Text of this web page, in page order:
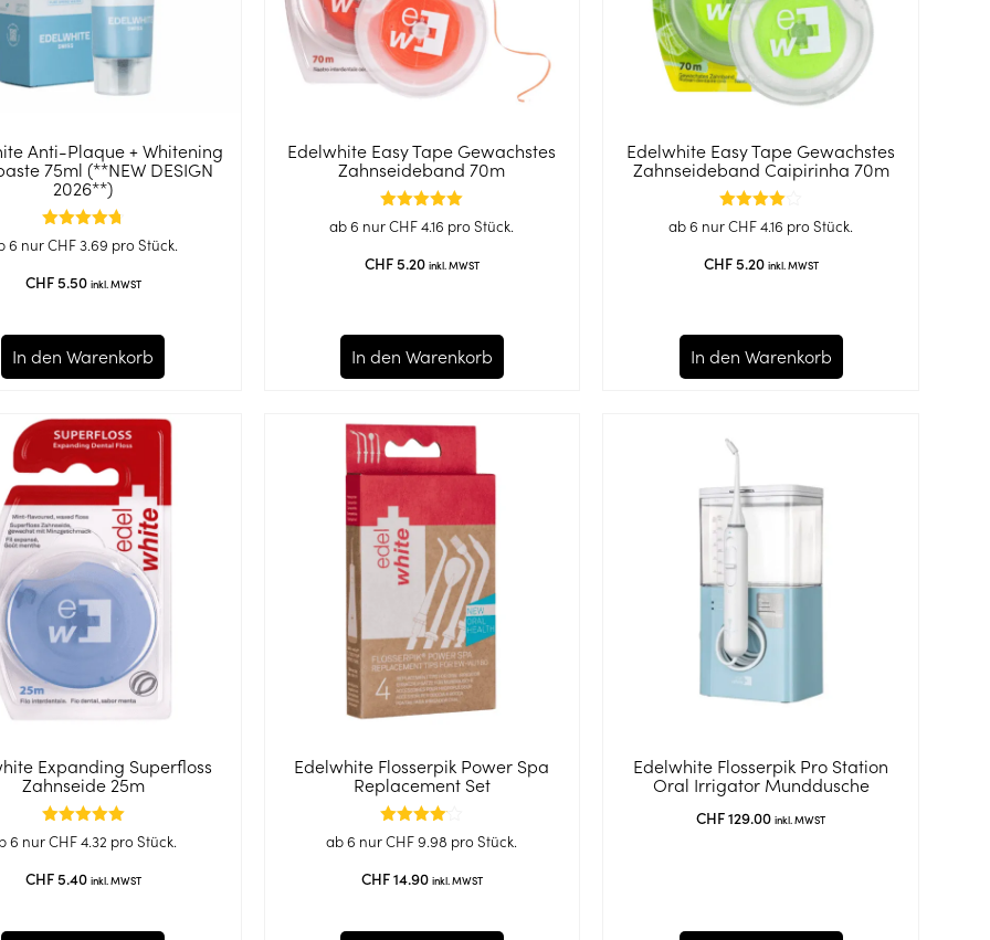
Anti-Plaque + Whitening
75ml (**NEW DESIGN
2026**)
Bewertet
mit
von 5
CHF5.50 inkl. MWST
6 nurCHF3.69 pro Stück.
In den Warenkorb
Edelwhite Easy Tape Gewachstes
Zahnseideband 70m
Bewertet
mit
von 5
CHF5.20 inkl. MWST
ab 6 nurCHF4.16 pro Stück.
In den Warenkorb
Edelwhite Easy Tape Gewachstes
Zahnseideband Caipirinha 70m
Bewertet
mit
von 5
CHF5.20 inkl. MWST
ab 6 nurCHF4.16 pro Stück.
In den Warenkorb
Expanding Superfloss
Zahnseide 25m
Bewertet
mit
von 5
CHF5.40 inkl. MWST
6 nurCHF4.32 pro Stück.
Edelwhite Flosserpik Power Spa
Replacement Set
Bewertet
mit
von 5
CHF14.90 inkl. MWST
ab 6 nurCHF9.98 pro Stück.
Edelwhite Flosserpik Pro Station
Oral Irrigator Munddusche
CHF129.00 inkl. MWST